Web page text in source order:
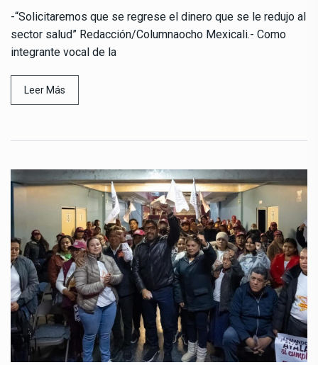
-“Solicitaremos que se regrese el dinero que se le redujo al
sector salud” Redacción/Columnaocho Mexicali.- Como
integrante vocal de la
Leer Más